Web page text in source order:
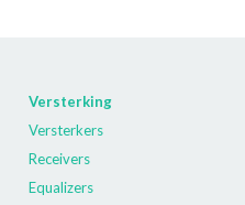
Versterking
Versterkers
Receivers
Equalizers